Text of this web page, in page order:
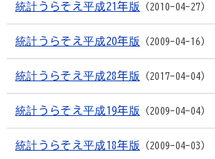
統計うらそえ平成21年版 2010-04-27
統計うらそえ平成20年版 2009-04-16
統計うらそえ平成28年版 2017-04-04
統計うらそえ平成19年版 2009-04-04
統計うらそえ平成18年版 2009-04-03